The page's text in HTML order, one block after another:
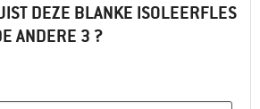
DEZE BLANKE ISOLEERFLES
ANDERE 3 ?